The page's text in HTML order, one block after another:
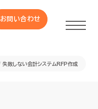
お問い合わせ
失敗しない会計システムRFP作成
お問い合わせ